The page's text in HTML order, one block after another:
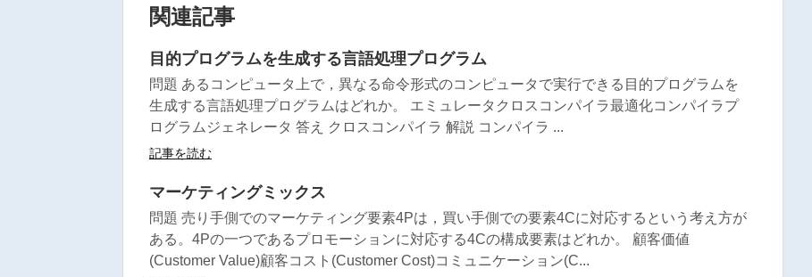
関連記事
目的プログラムを生成する言語処理プログラム
問題 あるコンピュータ上で，異なる命令形式のコンピュータで実行できる目的プログラムを
生成する言語処理プログラムはどれか。 エミュレータクロスコンパイラ最適化コンパイラプ
ログラムジェネレータ 答え クロスコンパイラ 解説 コンパイラ ...
記事を読む
マーケティングミックス
問題 売り手側でのマーケティング要素4Pは，買い手側での要素4Cに対応するという考え方が
ある。4Pの一つであるプロモーションに対応する4Cの構成要素はどれか。 顧客価値
(Customer Value)顧客コスト(Customer Cost)コミュニケーション(C...